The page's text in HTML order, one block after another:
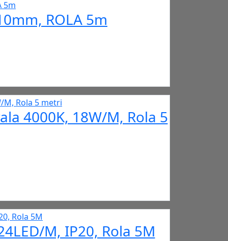
ROLA 5m
4000K, 18W/M, Rola 5
M, IP20, Rola 5M